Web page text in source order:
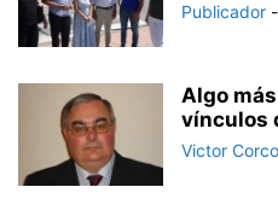
Publicador -
Algo
vínculos
Victor